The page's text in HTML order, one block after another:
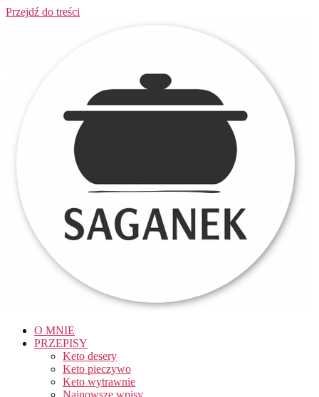
Przejdź do treści
O MNIE
PRZEPISY
Keto desery
Keto pieczywo
Keto wytrawnie
Najnowsze wpisy